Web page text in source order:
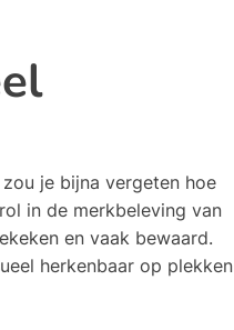
je bijna vergeten hoe
in de merkbeleving van
en vaak bewaard.
herkenbaar op plekken